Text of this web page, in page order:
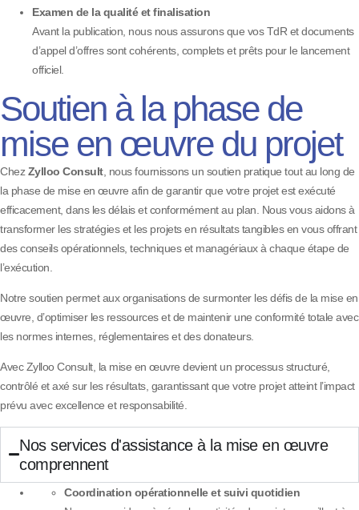
Examen de la qualité et finalisation
Avant la publication, nous nous assurons que vos TdR et documents
d’appel d’offres sont cohérents, complets et prêts pour le lancement
officiel.
Soutien à la phase de
mise en œuvre du projet
ChezZylloo Consult, nous fournissons un soutien pratique tout au long de
la phase de mise en œuvre afin de garantir que votre projet est exécuté
efficacement, dans les délais et conformément au plan. Nous vous aidons à
transformer les stratégies et les projets en résultats tangibles en vous offrant
des conseils opérationnels, techniques et managériaux à chaque étape de
l’exécution.
Notre soutien permet aux organisations de surmonter les défis de la mise en
œuvre, d’optimiser les ressources et de maintenir une conformité totale avec
les normes internes, réglementaires et des donateurs.
Avec Zylloo Consult, la mise en œuvre devient un processus structuré,
contrôlé et axé sur les résultats, garantissant que votre projet atteint l’impact
prévu avec excellence et responsabilité.
Nos services d'assistance à la mise en œuvre
comprennent
Coordination opérationnelle et suivi quotidien